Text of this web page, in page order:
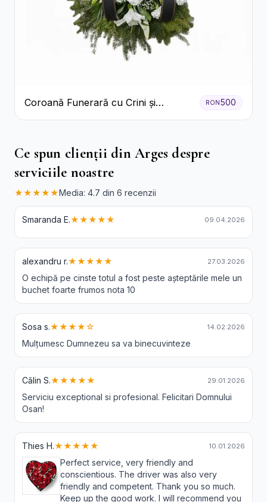
Coroană Funerară cu Crini și
Garoafe Albe
RON500
Ce spun clienții din Arges despre
serviciile noastre
★★★★★Media: 4.7 din 6 recenzii
Smaranda E.★★★★★ 09.04.2026
alexandru r.★★★★★ 27.03.2026
O echipă pe cinste totul a fost peste așteptările mele un
buchet foarte frumos nota 10
Sosa s.★★★★☆ 14.02.2026
Mulțumesc Dumnezeu sa va binecuvinteze
Călin S.★★★★★ 29.01.2026
Serviciu exceptional si profesional. Felicitari Domnului
Osan!
Thies H.★★★★★ 10.01.2026
Perfect service, very friendly and
conscientious. The driver was also very
friendly and competent. Thank you so much.
Keep up the good work. I will recommend you